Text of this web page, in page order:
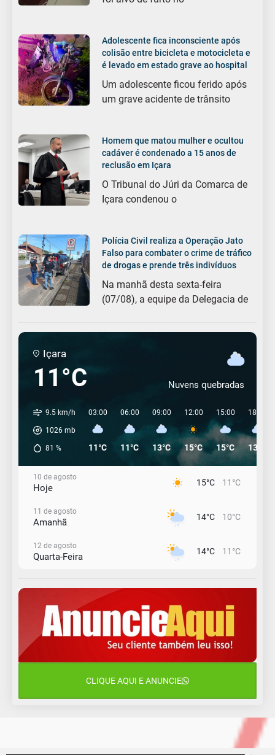
Adolescente fica inconsciente após
colisão entre bicicleta e motocicleta e
é levado em estado grave ao hospital
Um adolescente ficou ferido após
um grave acidente de trânsito
Homem que matou mulher e ocultou
cadáver é condenado a 15 anos de
reclusão em Içara
O Tribunal do Júri da Comarca de
Içara condenou o
Polícia Civil realiza a Operação Jato
Falso para combater o crime de tráfico
de drogas e prende três indivíduos
Na manhã desta sexta-feira
(07/08), a equipe da Delegacia de
Içara
11°C Nuvens quebradas
9.5 km/h
1026 mb
81 %
03:00
11°C
06:00
11°C
09:00
13°C
12:00
15°C
15:00
15°C
18:00
13°C
10 de agosto
Hoje 15°C 11°C
11 de agosto
Amanhã 14°C 10°C
12 de agosto
Quarta-Feira 14°C 11°C
Quinta-Feira 19°C 13°C
14 de agosto
Sexta-Feira
Sábado
CLIQUE AQUI E ANUNCIE